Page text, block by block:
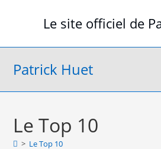
Le site officiel de
Patrick Huet
Le Top 10
> Le Top 10